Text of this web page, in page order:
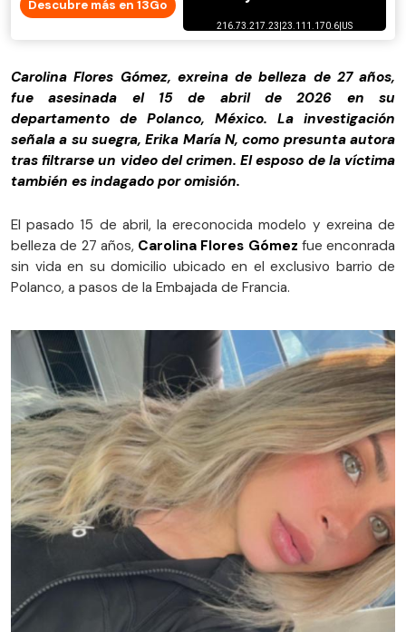
Descubre más en 13Go
Carolina Flores Gómez, exreina de belleza de 27 años,
fue asesinada el 15 de abril de 2026 en su
departamento de Polanco, México. La investigación
señala a su suegra, Erika María N, como presunta autora
tras filtrarse un video del crimen. El esposo de la víctima
también es indagado por omisión.
El pasado 15 de abril, la ereconocida modelo y exreina de
belleza de 27 años, Carolina Flores Gómez fue enconrada
sin vida en su domicilio ubicado en el exclusivo barrio de
Polanco, a pasos de la Embajada de Francia.